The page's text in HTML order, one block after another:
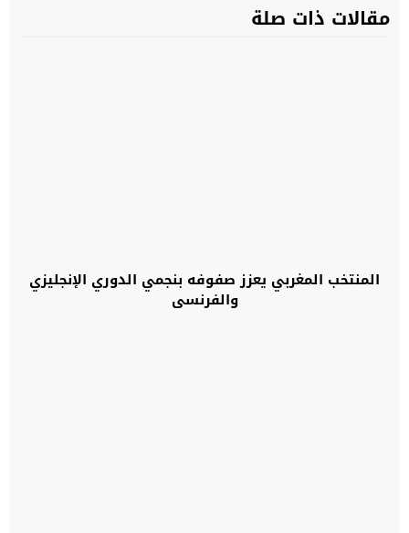
مقالات ذات صلة
المنتخب المغربي يعزز صفوفه بنجمي الدوري الإنجليزي
والفرنسي